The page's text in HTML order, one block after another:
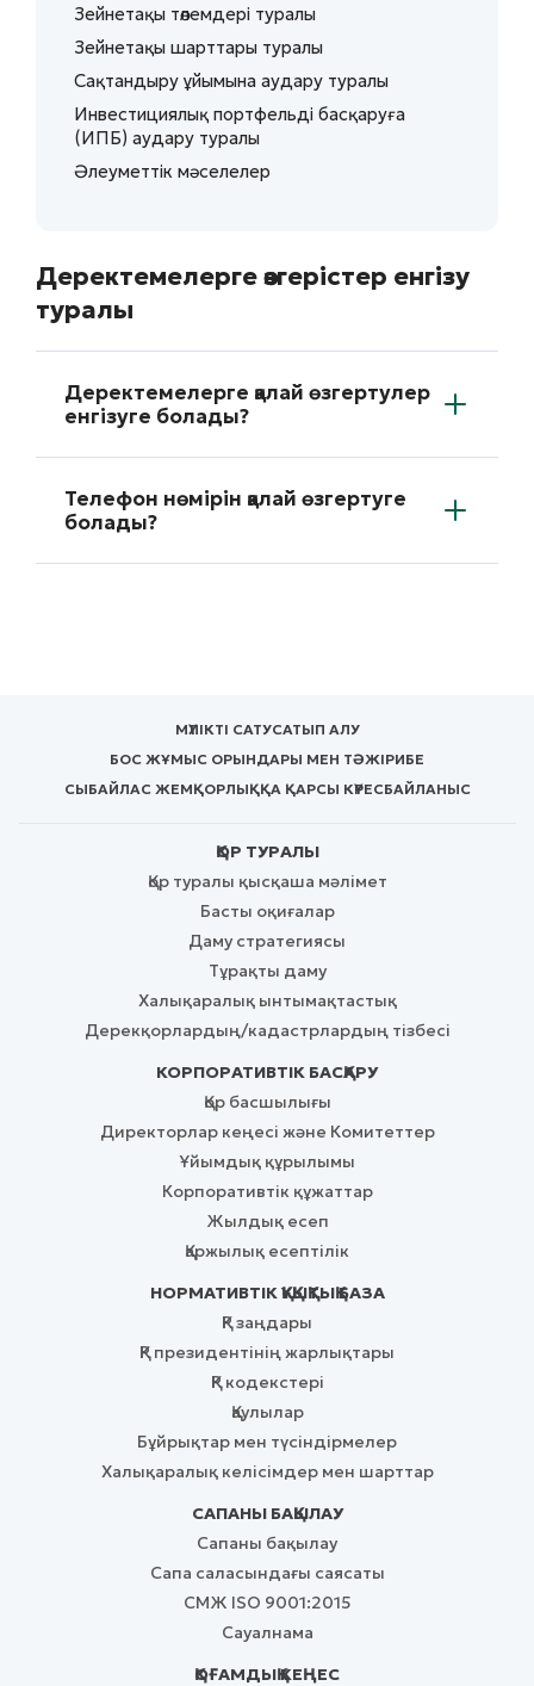
Зейнетақы төлемдері туралы
Зейнетақы шарттары туралы
Сақтандыру ұйымына аудару туралы
Инвестициялық портфельді басқаруға
(ИПБ) аудару туралы
Әлеуметтік мәселелер
Деректемелерге өзгерістер енгізу
туралы
Деректемелерге қалай өзгертулер
енгізуге болады?
Телефон нөмірін қалай өзгертуге
болады?
МҮЛІКТІ САТУСАТЫП АЛУ
БОС ЖҰМЫС ОРЫНДАРЫ МЕН ТӘЖІРИБЕ
СЫБАЙЛАС ЖЕМҚОРЛЫҚҚА ҚАРСЫ КҮРЕСБАЙЛАНЫС
ҚОР ТУРАЛЫ
Қор туралы қысқаша мәлімет
Басты оқиғалар
Даму стратегиясы
Тұрақты даму
Халықаралық ынтымақтастық
Дерекқорлардың/кадастрлардың тізбесі
КОРПОРАТИВТІК БАСҚАРУ
Қор басшылығы
Директорлар кеңесі және Комитеттер
Ұйымдық құрылымы
Корпоративтік құжаттар
Жылдық есеп
Қаржылық есептілік
НОРМАТИВТІК ҚҰҚЫҚТЫҚ БАЗА
ҚР заңдары
ҚР президентінің жарлықтары
ҚР кодекстері
Қаулылар
Бұйрықтар мен түсіндірмелер
Халықаралық келісімдер мен шарттар
САПАНЫ БАҚЫЛАУ
Сапаны бақылау
Сапа саласындағы саясаты
СМЖ ISO 9001:2015
Сауалнама
ҚОҒАМДЫҚ КЕҢЕС